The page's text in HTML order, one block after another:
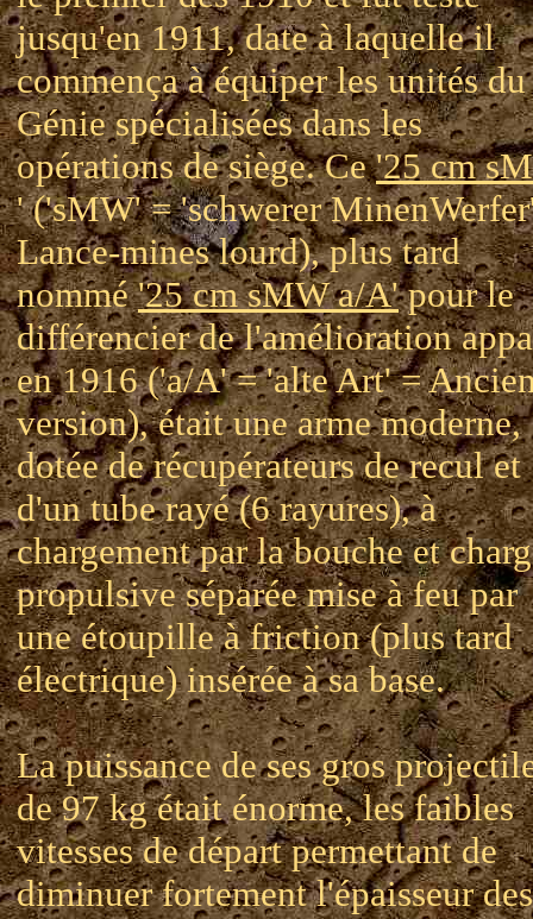
jusqu'en 1911, date à laquelle il
commença à équiper les unités du
Génie spécialisées dans les
opérations de siège. Ce'25 cm
' ('sMW' = 'schwerer
Lance-mines lourd), plus tard
nommé'25 cm sMW a/A'pour le
différencier de l'amélioration
en 1916 ('a/A' = 'alte Art' =
version), était une arme moderne,
dotée de récupérateurs de recul et
d'un tube rayé (6 rayures), à
chargement par la bouche et
propulsive séparée mise à feu par
une étoupille à friction (plus tard
électrique) insérée à sa base.
La puissance de ses gros
de 97 kg était énorme, les faibles
vitesses de départ permettant de
diminuer fortement l'épaisseur des